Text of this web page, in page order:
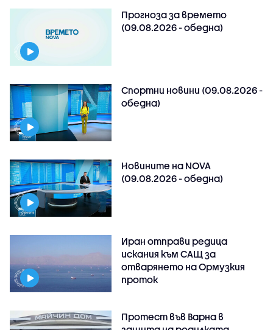
Прогноза за времето
(09.08.2026 - обедна)
Спортни новини (09.08.2026 -
обедна)
Новините на NOVA
(09.08.2026 - обедна)
Иран отправи редица
искания към САЩ за
отварянето на Ормузкия
проток
Протест във Варна в